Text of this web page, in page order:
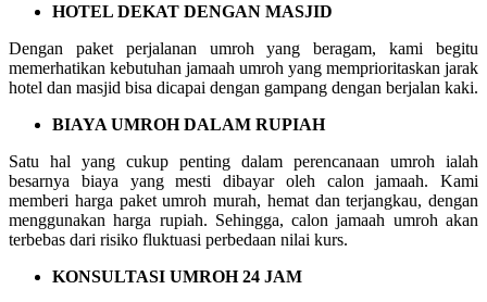
HOTEL DEKAT DENGAN MASJID
Dengan paket perjalanan umroh yang beragam, kami begitu
memerhatikan kebutuhan jamaah umroh yang memprioritaskan jarak
hotel dan masjid bisa dicapai dengan gampang dengan berjalan kaki.
BIAYA UMROH DALAM RUPIAH
Satu hal yang cukup penting dalam perencanaan umroh ialah
besarnya biaya yang mesti dibayar oleh calon jamaah. Kami
memberi harga paket umroh murah, hemat dan terjangkau, dengan
menggunakan harga rupiah. Sehingga, calon jamaah umroh akan
terbebas dari risiko fluktuasi perbedaan nilai kurs.
KONSULTASI UMROH 24 JAM